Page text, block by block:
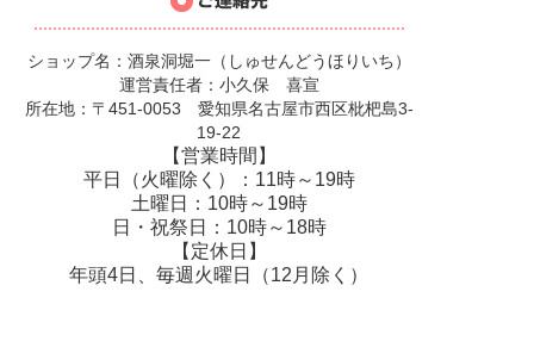
ショップ名：酒泉洞堀一（しゅせんどうほりいち）
運営責任者：小久保 喜宣
所在地：〒451-0053 愛知県名古屋市西区枇杷島3-
19-22
【営業時間】
平日（火曜除く）：11時～19時
土曜日：10時～19時
日・祝祭日：10時～18時
【定休日】
年頭4日、毎週火曜日（12月除く）